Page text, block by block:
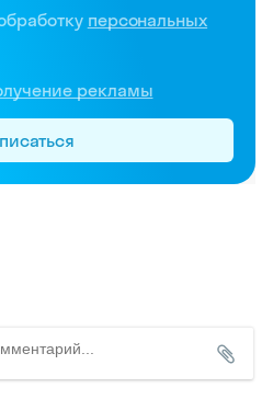
персональных
рекламы